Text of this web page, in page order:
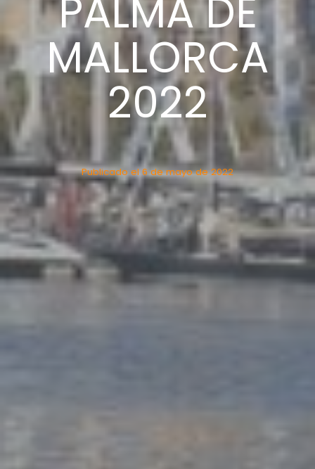
PALMA DE
MALLORCA
2022
Publicado el6 de mayo de 2022